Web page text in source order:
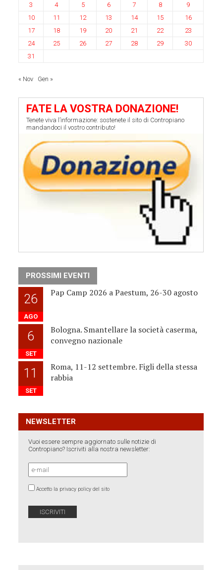
3
4 5 6 7 8
9
10
11 12 13 14 15
16
17
18 19 20 21 22
23
24
25 26 27 28 29
30
31
« Nov Gen »
FATE LA VOSTRA DONAZIONE!
Tenete viva l’informazione: sostenete il sito di Contropiano
mandandoci il vostro contributo!
PROSSIMI EVENTI
26
AGO
Pap Camp 2026 a Paestum, 26-30 agosto
6
SET
Bologna. Smantellare la società caserma,
convegno nazionale
11
SET
Roma, 11-12 settembre. Figli della stessa
rabbia
NEWSLETTER
Vuoi essere sempre aggiornato sulle notizie di
Contropiano? Iscriviti alla nostra newsletter:
Accetto la privacy policy del sito